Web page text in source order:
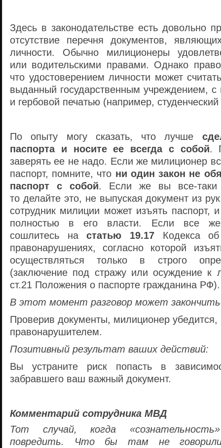
Здесь в законодательстве есть довольно
отсутствие перечня документов,
личности. Обычно милиционеры
или водительскими правами. Однако
что удостоверением личности может
выданный государственным учреждением,
и гербовой печатью (например,
По опыту могу сказать, что лучше
паспорта и носите ее всегда с собой.
заверять ее не надо. Если же милиционер
паспорт, помните, что ни один закон не
паспорт с собой. Если же вы все-таки
то делайте это, не выпуская документ из
сотрудник милиции может изъять паспорт,
полностью в его власти. Если все же
сошлитесь настатью 19.17 Кодекса об
правонарушениях, согласно которой
осуществляться только в строго
(заключение под стражу или осуждение
ст.21 Положения о паспорте гражданина РФ).
В этот момент разговор может
Проверив документы, милиционер убедится,
правонарушителем.
Позитивный результат ваших действий:
Вы устраните риск попасть в
забравшего ваш важный документ.
Комментарий сотрудника МВД
Тот случай, когда
повредить. Что бы там не говорили